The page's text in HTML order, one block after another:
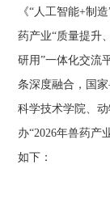
《“人工智能+制
药产业“质量提升
研用”一体化交流
条深度融合，国
科学技术学院、
办“2026年兽药产
如下：